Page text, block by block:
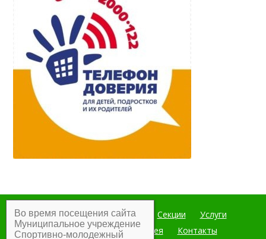
Главная Мероприятия Секции
Услуги
Документы
Фотогалерея Контакты
Во время посещения сайта
Муниципальное учреждение
Спортивно-молодежный